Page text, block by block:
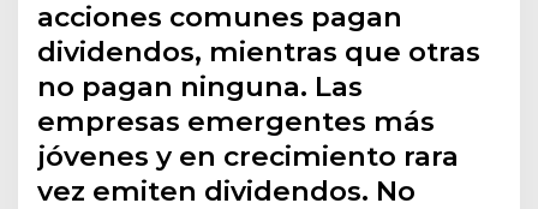
acciones comunes pagan
dividendos, mientras que otras
no pagan ninguna. Las
empresas emergentes más
jóvenes y en crecimiento rara
vez emiten dividendos. No